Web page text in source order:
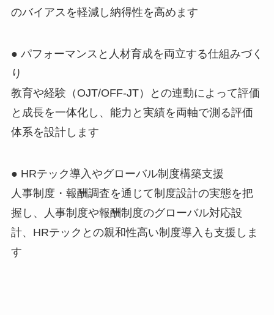
のバイアスを軽減し納得性を高めます
● パフォーマンスと人材育成を両立する仕組みづく
り
教育や経験（OJT/OFF‑JT）との連動によって評価
と成長を一体化し、能力と実績を両軸で測る評価
体系を設計します
● HRテック導入やグローバル制度構築支援
人事制度・報酬調査を通じて制度設計の実態を把
握し、人事制度や報酬制度のグローバル対応設
計、HRテックとの親和性高い制度導入も支援しま
す